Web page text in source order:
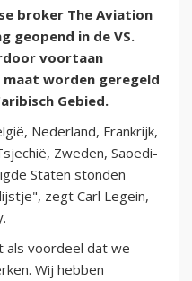
broker The Aviation
geopend in de VS.
voortaan
worden geregeld
Gebied.
Nederland, Frankrijk,
Zweden, Saoedi-
Staten stonden
zegt Carl Legein,
als voordeel dat we
Wij hebben